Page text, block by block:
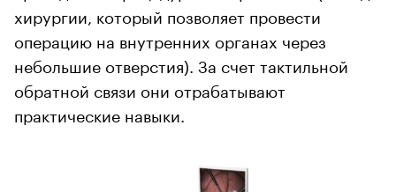
хирургии, который позволяет провести
операцию на внутренних органах через
небольшие отверстия). За счет тактильной
обратной связи они отрабатывают
практические навыки.